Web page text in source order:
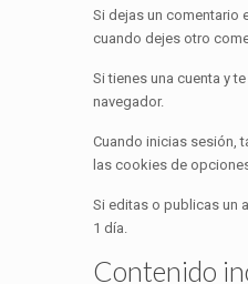
Si dejas un comentario
cuando dejes otro
Si tienes una cuenta y
navegador.
Cuando inicias sesión,
las cookies de
Si editas o publicas un
1 día.
Contenido